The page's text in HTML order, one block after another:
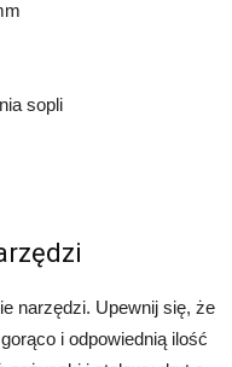
sopli
narzędzi. Upewnij się, że
i odpowiednią ilość